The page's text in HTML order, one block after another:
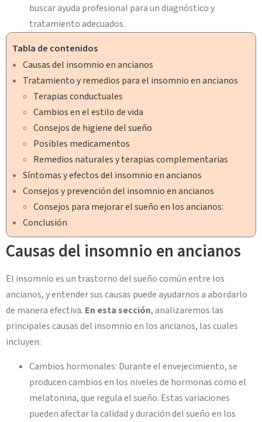
buscar ayuda profesional para un diagnóstico y
tratamiento adecuados.
Tabla de contenidos
Causas del insomnio en ancianos
Tratamiento y remedios para el insomnio en ancianos
Terapias conductuales
Cambios en el estilo de vida
Consejos de higiene del sueño
Posibles medicamentos
Remedios naturales y terapias complementarias
Síntomas y efectos del insomnio en ancianos
Consejos y prevención del insomnio en ancianos
Consejos para mejorar el sueño en los ancianos:
Conclusión
Causas del insomnio en ancianos
El insomnio es un trastorno del sueño común entre los
ancianos, y entender sus causas puede ayudarnos a abordarlo
de manera efectiva. En esta sección, analizaremos las
principales causas del insomnio en los ancianos, las cuales
incluyen:
Cambios hormonales: Durante el envejecimiento, se
producen cambios en los niveles de hormonas como el
melatonina, que regula el sueño. Estas variaciones
pueden afectar la calidad y duración del sueño en los